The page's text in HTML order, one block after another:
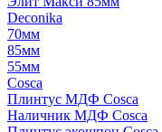
Deconika
70мм
85мм
55мм
Cosca
Плинтус МДФ Cosca
Наличник МДФ Cosca